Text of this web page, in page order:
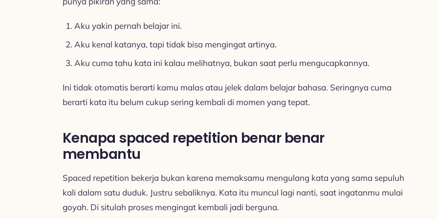
Aku yakin pernah belajar ini.
Aku kenal katanya, tapi tidak bisa mengingat artinya.
Aku cuma tahu kata ini kalau melihatnya, bukan saat perlu mengucapkannya.
Ini tidak otomatis berarti kamu malas atau jelek dalam belajar bahasa. Seringnya cuma
berarti kata itu belum cukup sering kembali di momen yang tepat.
Kenapa spaced repetition benar benar
membantu
Spaced repetition bekerja bukan karena memaksamu mengulang kata yang sama sepuluh
kali dalam satu duduk. Justru sebaliknya. Kata itu muncul lagi nanti, saat ingatanmu mulai
goyah. Di situlah proses mengingat kembali jadi berguna.